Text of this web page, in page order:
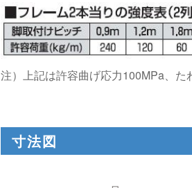
注）上記は許容曲げ応力100MPa、た
寸法図